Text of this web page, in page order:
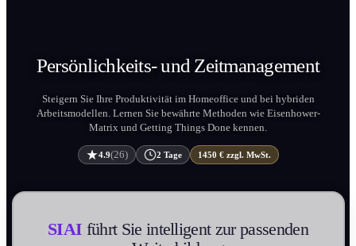
Persönlichkeit­s- und Zeit­management
Steigern Sie Ihre Produktivität im Homeoffice und bei hybriden
Arbeitsmodellen. Lernen Sie bewährte Methoden wie Eisenhower-
Matrix und Getting Things Done kennen.
4.9(26) 2 Tage 1450 € zzgl. MwSt.
SIAI führt Sie intelligent zur passenden